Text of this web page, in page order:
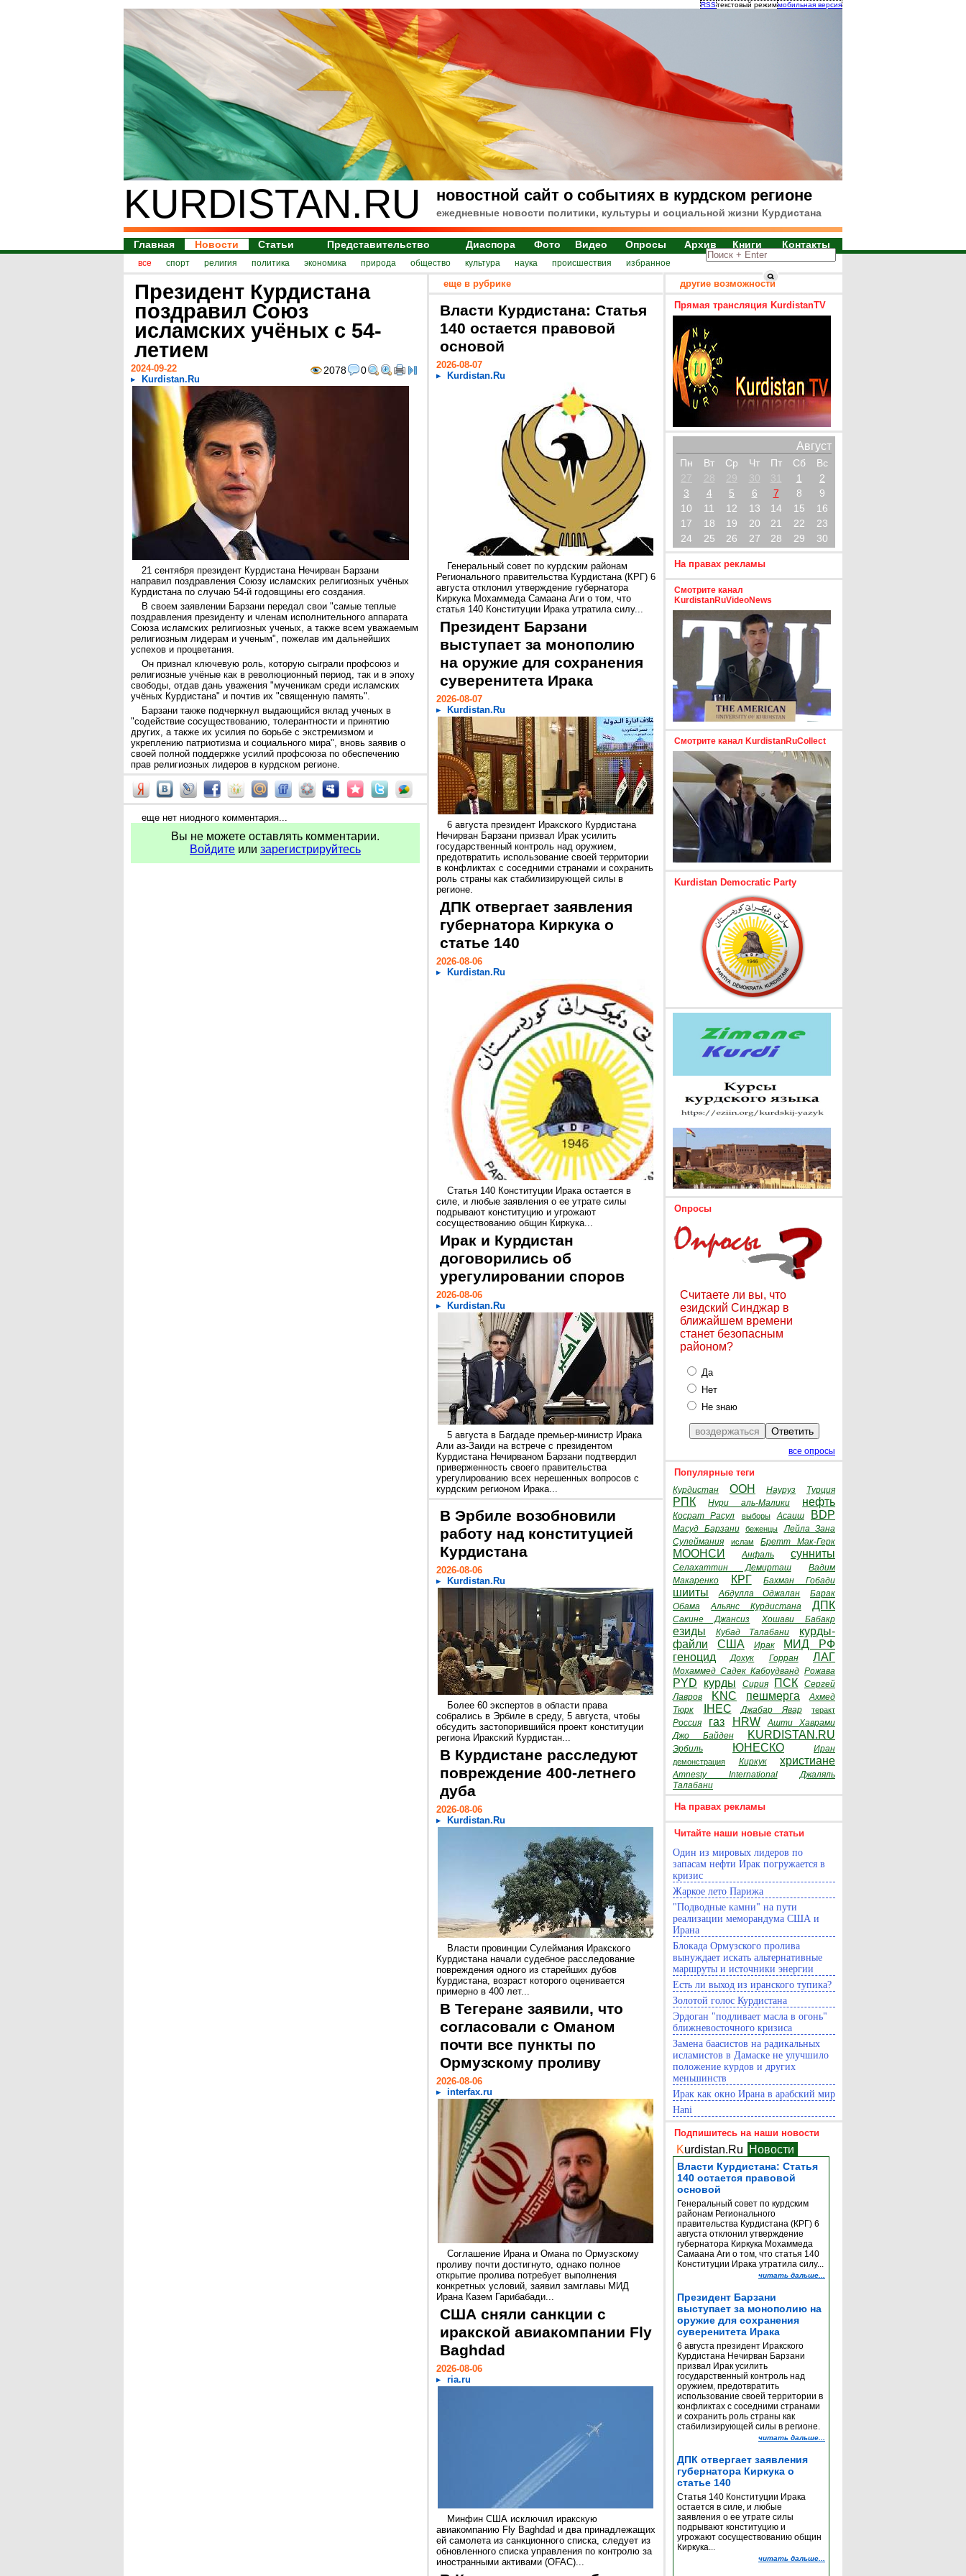
RSSтекстовый режиммобильная версия
KURDISTAN.RU новостной сайт о событиях в курдском регионе
ежедневные новости политики, культуры и социальной жизни Курдистана
Главная Новости Статьи Представительство Диаспора Фото Видео Опросы Архив Книги Контакты
все спорт религия политика экономика природа общество культура наука происшествия избранное
Президент Курдистана
поздравил Союз
исламских учёных с 54-
летием
2078 0
2024-09-22
Kurdistan.Ru
21 сентября президент Курдистана Нечирван Барзани
направил поздравления Союзу исламских религиозных учёных
Курдистана по случаю 54-й годовщины его создания.
В своем заявлении Барзани передал свои "самые теплые
поздравления президенту и членам исполнительного аппарата
Союза исламских религиозных ученых, а также всем уважаемым
религиозным лидерам и ученым", пожелав им дальнейших
успехов и процветания.
Он признал ключевую роль, которую сыграли профсоюз и
религиозные учёные как в революционный период, так и в эпоху
свободы, отдав дань уважения "мученикам среди исламских
учёных Курдистана" и почтив их "священную память".
Барзани также подчеркнул выдающийся вклад ученых в
"содействие сосуществованию, толерантности и принятию
других, а также их усилия по борьбе с экстремизмом и
укреплению патриотизма и социального мира", вновь заявив о
своей полной поддержке усилий профсоюза по обеспечению
прав религиозных лидеров в курдском регионе.
еще нет ниодного комментария...
Вы не можете оставлять комментарии.
Войдите или зарегистрируйтесь
еще в рубрике
Власти Курдистана: Статья
140 остается правовой
основой
2026-08-07
Kurdistan.Ru
Генеральный совет по курдским районам
Регионального правительства Курдистана (КРГ) 6
августа отклонил утверждение губернатора
Киркука Мохаммеда Самаана Аги о том, что
статья 140 Конституции Ирака утратила силу...
Президент Барзани
выступает за монополию
на оружие для сохранения
суверенитета Ирака
2026-08-07
Kurdistan.Ru
6 августа президент Иракского Курдистана
Нечирван Барзани призвал Ирак усилить
государственный контроль над оружием,
предотвратить использование своей территории
в конфликтах с соседними странами и сохранить
роль страны как стабилизирующей силы в
регионе.
ДПК отвергает заявления
губернатора Киркука о
статье 140
2026-08-06
Kurdistan.Ru
Статья 140 Конституции Ирака остается в
силе, и любые заявления о ее утрате силы
подрывают конституцию и угрожают
сосуществованию общин Киркука...
Ирак и Курдистан
договорились об
урегулировании споров
2026-08-06
Kurdistan.Ru
5 августа в Багдаде премьер-министр Ирака
Али аз-Заиди на встрече с президентом
Курдистана Нечирваном Барзани подтвердил
приверженность своего правительства
урегулированию всех нерешенных вопросов с
курдским регионом Ирака...
В Эрбиле возобновили
работу над конституцией
Курдистана
2026-08-06
Kurdistan.Ru
Более 60 экспертов в области права
собрались в Эрбиле в среду, 5 августа, чтобы
обсудить застопорившийся проект конституции
региона Иракский Курдистан...
В Курдистане расследуют
повреждение 400-летнего
дуба
2026-08-06
Kurdistan.Ru
Власти провинции Сулеймания Иракского
Курдистана начали судебное расследование
повреждения одного из старейших дубов
Курдистана, возраст которого оценивается
примерно в 400 лет...
В Тегеране заявили, что
согласовали с Оманом
почти все пункты по
Ормузскому проливу
2026-08-06
interfax.ru
Соглашение Ирана и Омана по Ормузскому
проливу почти достигнуто, однако полное
открытие пролива потребует выполнения
конкретных условий, заявил замглавы МИД
Ирана Казем Гарибабади...
США сняли санкции с
иракской авиакомпании Fly
Baghdad
2026-08-06
ria.ru
Минфин США исключил иракскую
авиакомпанию Fly Baghdad и два принадлежащих
ей самолета из санкционного списка, следует из
обновленного списка управления по контролю за
иностранными активами (OFAC)...
другие возможности
Прямая трансляция KurdistanTV
Август
Пн Вт Ср Чт Пт Сб
Вс
27
28 29 30 31 1
2
3
4 5 6 7 8
9
10
11 12 13 14 15
16
17
18 19 20 21 22
23
24
25 26 27 28 29 30
На правах рекламы
Смотрите канал
KurdistanRuVideoNews
Смотрите канал KurdistanRuCollect
Kurdistan Democratic Party
Опросы
Считаете ли вы, что
езидский Синджар в
ближайшем времени
станет безопасным
районом?
Да
Нет
Не знаю
все опросы
Популярные теги
Курдистан ООН Науруз Турция
РПК Нури аль-Малики нефть
Косрат Расул выборы Асаиш BDP
Масуд Барзани беженцы
Лейла Зана
Сулеймания
ислам Бретт Мак-Герк
МООНСИ Анфаль сунниты
Селахаттин Демирташ
Вадим
Макаренко
КРГ Бахман Гобади
шииты Абдулла Оджалан
Барак
Обама
Альянс Курдистана ДПК
Сакине Джансиз Хошави Бабакр
езиды Кубад Талабани
курды-
файли
США Ирак
МИД РФ
геноцид
Дохук Горран ЛАГ
Мохаммед Садек Кабоудванд Рожава
PYD курды Сирия ПСК
Сергей
Лавров
KNC пешмерга
Ахмед
Тюрк
IHEC Джабар Явар теракт
Россия газ HRW
Ашти Хаврами
Джо Байден
KURDISTAN.RU
Эрбиль ЮНЕСКО Иран
демонстрация Киркук христиане
Amnesty International
Джаляль
Талабани
На правах рекламы
Читайте наши новые статьи
Один из мировых лидеров по
запасам нефти Ирак погружается в
кризис
Жаркое лето Парижа
"Подводные камни" на пути
реализации меморандума США и
Ирана
Блокада Ормузского пролива
вынуждает искать альтернативные
маршруты и источники энергии
Есть ли выход из иранского тупика?
Золотой голос Курдистана
Эрдоган "подливает масла в огонь"
ближневосточного кризиса
Замена баасистов на радикальных
исламистов в Дамаске не улучшило
положение курдов и других
меньшинств
Ирак как окно Ирана в арабский мир
Hani
Подпишитесь на наши новости
Kurdistan.Ru Новости
Власти Курдистана: Статья
140 остается правовой
основой
Генеральный совет по курдским
районам Регионального
правительства Курдистана (КРГ) 6
августа отклонил утверждение
губернатора Киркука Мохаммеда
Самаана Аги о том, что статья 140
Конституции Ирака утратила силу...
читать дальше...
Президент Барзани
выступает за монополию на
оружие для сохранения
суверенитета Ирака
6 августа президент Иракского
Курдистана Нечирван Барзани
призвал Ирак усилить
государственный контроль над
оружием, предотвратить
использование своей территории в
конфликтах с соседними странами
и сохранить роль страны как
стабилизирующей силы в регионе.
читать дальше...
ДПК отвергает заявления
губернатора Киркука о
статье 140
Статья 140 Конституции Ирака
остается в силе, и любые
заявления о ее утрате силы
подрывают конституцию и
угрожают сосуществованию общин
Киркука...
читать дальше...